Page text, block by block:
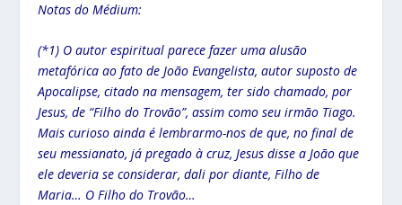
Notas do Médium:
(*1) O autor espiritual parece fazer uma alusão
metafórica ao fato de João Evangelista, autor suposto de
Apocalipse, citado na mensagem, ter sido chamado, por
Jesus, de “Filho do Trovão”, assim como seu irmão Tiago.
Mais curioso ainda é lembrarmo-nos de que, no final de
seu messianato, já pregado à cruz, Jesus disse a João que
ele deveria se considerar, dali por diante, Filho de
Maria… O Filho do Trovão…